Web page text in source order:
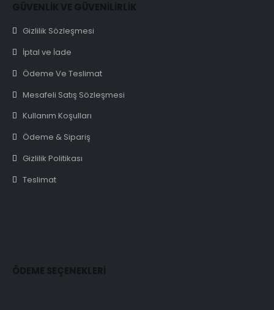
GÜVENLİK VE GÜVENİLİRLİK
Gizlilik Sözleşmesi
İptal ve İade
Ödeme Ve Teslimat
Mesafeli Satış Sözleşmesi
Kullanım Koşulları
Ödeme & Sipariş
Gizlilik Politikası
Teslimat
ÖDEME SEÇENEKLERİ